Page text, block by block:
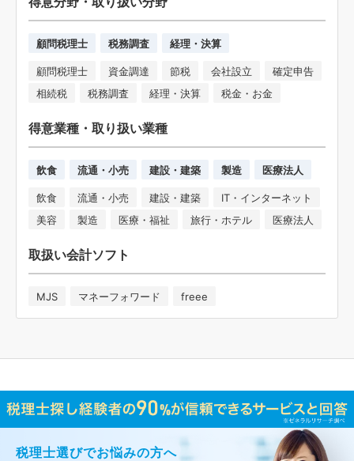
顧問税理士 税務調査 経理・決算
顧問税理士 資金調達 節税 会社設立
確定申告
相続税
税務調査 経理・決算 税金・お金
得意業種・取り扱い業種
飲食 流通・小売 建設・建築 製造 医療法人
飲食 流通・小売 建設・建築
IT・インターネット
美容
製造 医療・福祉 旅行・ホテル 医療法人
取扱い会計ソフト
MJS マネーフォワード freee
税理士選びでお悩みの方へ